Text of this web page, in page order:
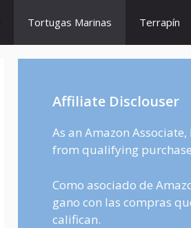
Tortugas Marinas Terrapín
Affiliate Disclouser
As an Amazon Associate,
from qualifying
Como asociado de
gano con las compras
califican.